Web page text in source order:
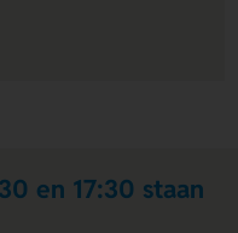
en 17:30 staan